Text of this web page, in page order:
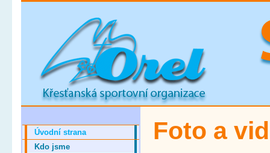
Úvodní strana
Kdo jsme
Foto a